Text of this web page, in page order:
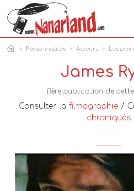
Personnalités Acteurs Les
James
(1ère publication de
Consulter la filmographie /
chroniqués